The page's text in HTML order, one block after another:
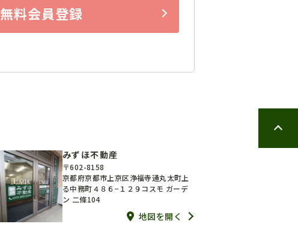
無料会員登録
みずほ不動産
〒602-8158
京都府京都市上京区浄福寺通丸太町上
る中務町４８６−１２９コスモ ガーデ
ン 二條104
地図を開く